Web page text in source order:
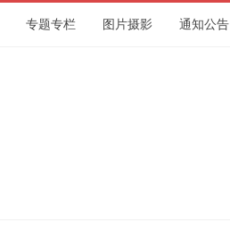
专题专栏 图片摄影 通知公告